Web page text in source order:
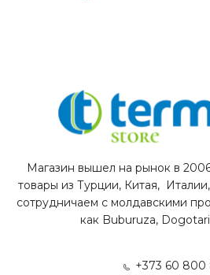
Магазин вышел на рынок в
товары из Турции, Китая,
сотрудничаем с молдавскими
как Buburuza,
+373 60 800